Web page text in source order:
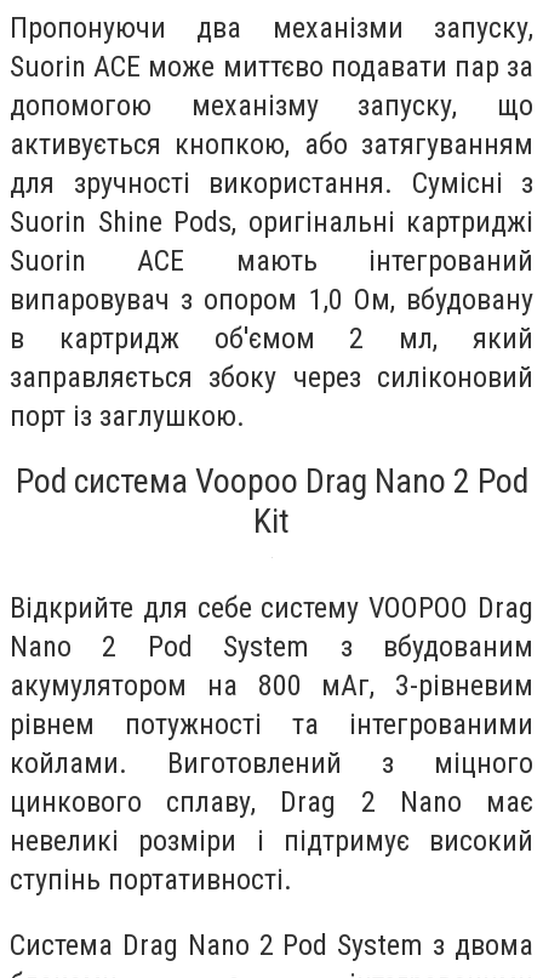
Пропонуючи два механізми запуску,
Suorin ACE може миттєво подавати пар за
допомогою механізму запуску, що
активується кнопкою, або затягуванням
для зручності використання. Сумісні з
Suorin Shine Pods, оригінальні картриджі
Suorin ACE мають інтегрований
випаровувач з опором 1,0 Ом, вбудовану
в картридж об'ємом 2 мл, який
заправляється збоку через силіконовий
порт із заглушкою.
Pod система Voopoo Drag Nano 2 Pod
Kit
Відкрийте для себе систему VOOPOO Drag
Nano 2 Pod System з вбудованим
акумулятором на 800 мАг, 3-рівневим
рівнем потужності та інтегрованими
койлами. Виготовлений з міцного
цинкового сплаву, Drag 2 Nano має
невеликі розміри і підтримує високий
ступінь портативності.
Система Drag Nano 2 Pod System з двома